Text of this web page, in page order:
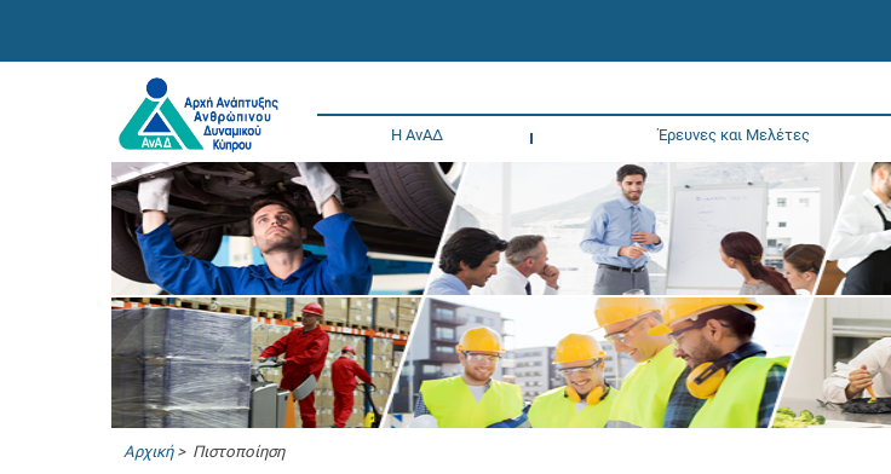
Η ΑνΑΔ Έρευνες και Μελέτες
Αρχική> Πιστοποίηση